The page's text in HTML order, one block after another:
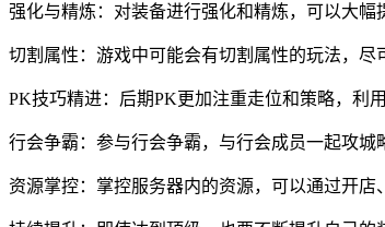
强化与精炼：对装备进行强化和精炼，可以大幅
切割属性：游戏中可能会有切割属性的玩法，尽
PK技巧精进：后期PK更加注重走位和策略，利
行会争霸：参与行会争霸，与行会成员一起攻城
资源掌控：掌控服务器内的资源，可以通过开店